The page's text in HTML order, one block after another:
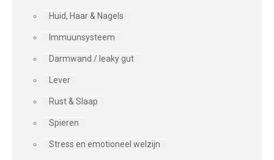
Huid, Haar & Nagels
Immuunsysteem
Darmwand / leaky gut
Lever
Rust & Slaap
Spieren
Stress en emotioneel welzijn